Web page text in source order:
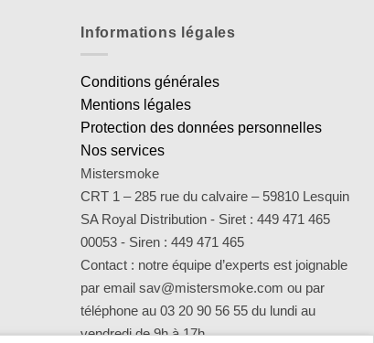
Informations légales
Conditions générales
Mentions légales
Protection des données personnelles
Nos services
Mistersmoke
CRT 1 – 285 rue du calvaire – 59810 Lesquin
SA Royal Distribution - Siret : 449 471 465
00053 - Siren : 449 471 465
Contact : notre équipe d’experts est joignable
par email sav@mistersmoke.com ou par
téléphone au 03 20 90 56 55 du lundi au
vendredi de 9h à 17h.